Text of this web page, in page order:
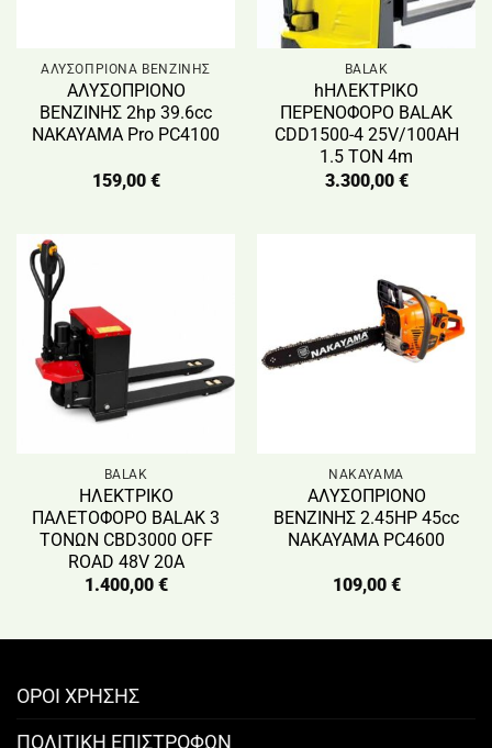
ΑΛΥΣΟΠΡΙΟΝΑ ΒΕΝΖΙΝΗΣ
ΑΛΥΣΟΠΡΙΟΝΟ
ΒΕΝΖΙΝΗΣ 2hp 39.6cc
NAKAYAMA Pro PC4100
159,00 €
BALAK
hΗΛΕΚΤΡΙΚΟ
ΠΕΡΕΝΟΦΟΡΟ BALAK
CDD1500-4 25V/100AH
1.5 TON 4m
3.300,00 €
BALAK
ΗΛΕΚΤΡΙΚΟ
ΠΑΛΕΤΟΦΟΡΟ BALAK 3
ΤΟΝΩΝ CBD3000 OFF
ROAD 48V 20A
1.400,00 €
NAKAYAMA
ΑΛΥΣΟΠΡΙΟΝΟ
ΒΕΝΖΙΝΗΣ 2.45HP 45cc
NAKAYAMA PC4600
109,00 €
ΟΡΟΙ ΧΡΗΣΗΣ
ΠΟΛΙΤΙΚΗ ΕΠΙΣΤΡΟΦΩΝ